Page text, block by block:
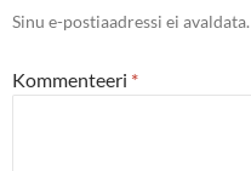
Sinu e-postiaadressi ei avaldata.
Kommenteeri *